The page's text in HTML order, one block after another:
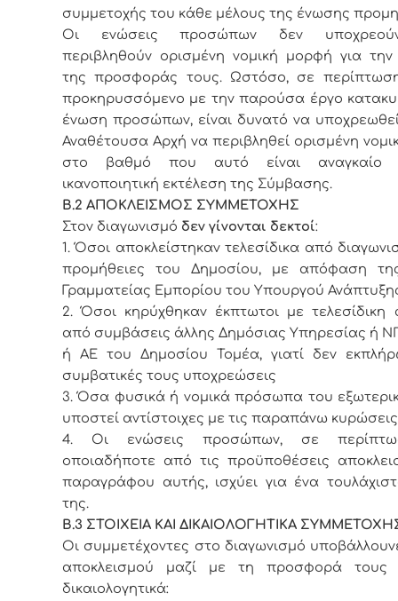
συμμετοχής του κάθε μέλους της ένωσης
Οι ενώσεις προσώπων δεν
περιβληθούν ορισμένη νομική μορφή για
της προσφοράς τους. Ωστόσο, σε
προκηρυσσόμενο με την παρούσα έργο
ένωση προσώπων, είναι δυνατό να
Αναθέτουσα Αρχή να περιβληθεί ορισμένη
στο βαθμό που αυτό είναι αναγκαίο
ικανοποιητική εκτέλεση της Σύμβασης.
Β.2 ΑΠΟΚΛΕΙΣΜΟΣ ΣΥΜΜΕΤΟΧΗΣ
Στον διαγωνισμό δεν γίνονται δεκτοί:
1. Όσοι αποκλείστηκαν τελεσίδικα από
προμήθειες του Δημοσίου, με απόφαση της
Γραμματείας Εμπορίου του Υπουργού
2. Όσοι κηρύχθηκαν έκπτωτοι με
από συμβάσεις άλλης Δημόσιας Υπηρεσίας ή
ή ΑΕ του Δημοσίου Τομέα, γιατί δεν
συμβατικές τους υποχρεώσεις
3. Όσα φυσικά ή νομικά πρόσωπα του
υποστεί αντίστοιχες με τις παραπάνω
4. Οι ενώσεις προσώπων, σε
οποιαδήποτε από τις προϋποθέσεις
παραγράφου αυτής, ισχύει για ένα
της.
Β.3 ΣΤΟΙΧΕΙΑ ΚΑΙ ΔΙΚΑΙΟΛΟΓΗΤΙΚΑ
Οι συμμετέχοντες στο διαγωνισμό
αποκλεισμού μαζί με τη προσφορά τους
δικαιολογητικά: